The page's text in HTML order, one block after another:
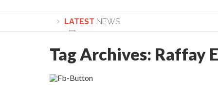
LATEST NEWS
Lepădarea de sine și urmarea lui Hristos.
Tag Archives: Raffay